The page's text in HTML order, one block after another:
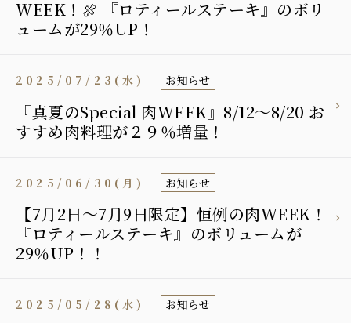
WEEK！🍖 『ロティールステーキ』のボリ
ュームが29％UP！
『真夏のSpecial 肉WEEK』8/12～8/20 お
すすめ肉料理が２９％増量！
2025/07/23(水) お知らせ
【7月2日〜7月9日限定】恒例の肉WEEK！
『ロティールステーキ』のボリュームが
29％UP！！
2025/06/30(月) お知らせ
2025/05/28(水) お知らせ